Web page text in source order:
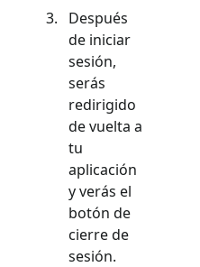
Después
de iniciar
sesión,
serás
redirigido
de vuelta a
tu
aplicación
y verás el
botón de
cierre de
sesión.